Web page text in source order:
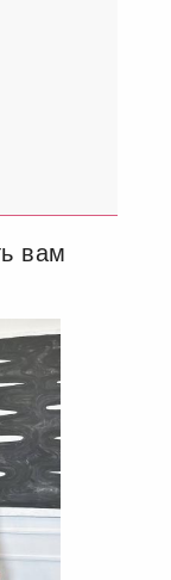
вам